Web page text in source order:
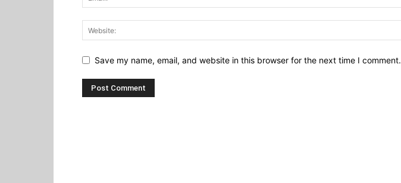
Save my name, email, and website in this browser for the next time I comment.